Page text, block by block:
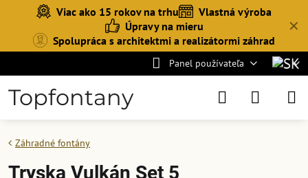
✕
Viac ako 15 rokov na trhu
Vlastná výroba
Úpravy na mieru
Spolupráca s architektmi a realizátormi záhrad
Panel používateľa
Topfontany
Záhradné fontány
Tryska Vulkán Set 5